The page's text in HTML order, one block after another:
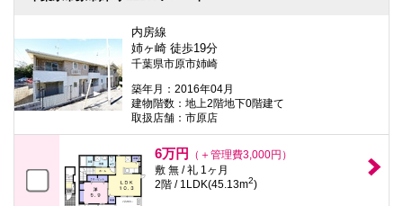
内房線
姉ヶ崎 徒歩19分
千葉県市原市姉崎
築年月：2016年04月
建物階数：地上2階地下0階建て
取扱店舗：市原店
6万円
（＋管理費3,000円）
敷 無 / 礼 1ヶ月
2階 / 1LDK(45.13m2)